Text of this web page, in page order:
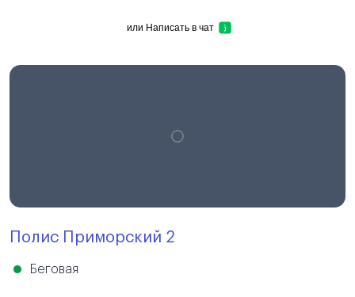
или Написать в чат
Полис Приморский 2
Беговая